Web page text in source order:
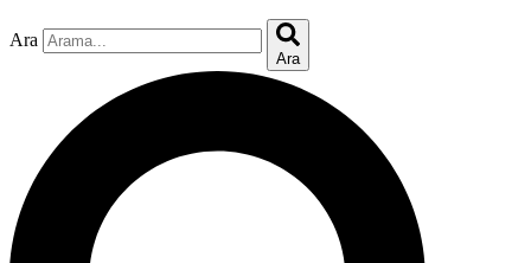
panel
panel
panel
panel
panel
Ara
Ara